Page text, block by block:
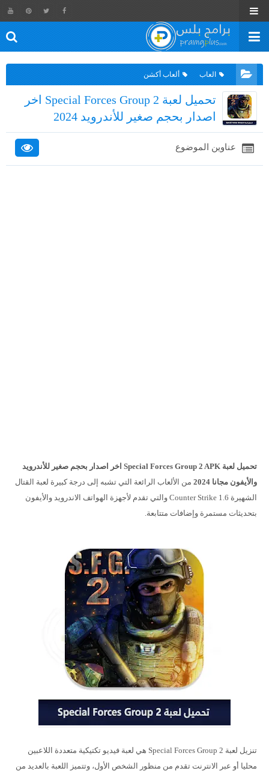
العاب ألعاب أكشن
تحميل لعبة Special Forces Group 2 اخر
اصدار بحجم صغير للأندرويد 2024
عناوين الموضوع
تحميل لعبة Special Forces Group 2 APK اخر اصدار بحجم صغير للأندرويد
والأيفون مجانا 2024
من الألعاب الرائعة التي تشبه إلى درجة كبيرة لعبة القتال
الشهيرة Counter Strike 1.6 والتي تقدم لأجهزة الهواتف الاندرويد والأيفون
بتحديثات مستمرة وإضافات متتابعة.
تنزيل لعبة Special Forces Group 2 هي لعبة فيديو تكتيكية متعددة اللاعبين
محليا أو عبر الانترنت تقدم من منظور الشخص الأول، وتتميز اللعبة بالعديد من